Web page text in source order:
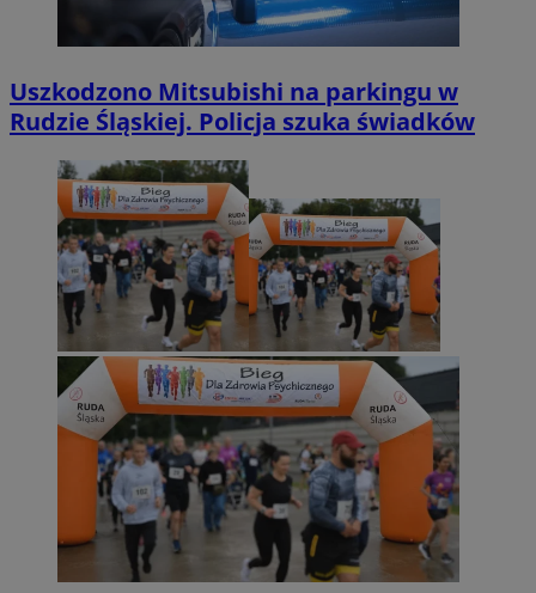
Uszkodzono Mitsubishi na parkingu w
Rudzie Śląskiej. Policja szuka świadków